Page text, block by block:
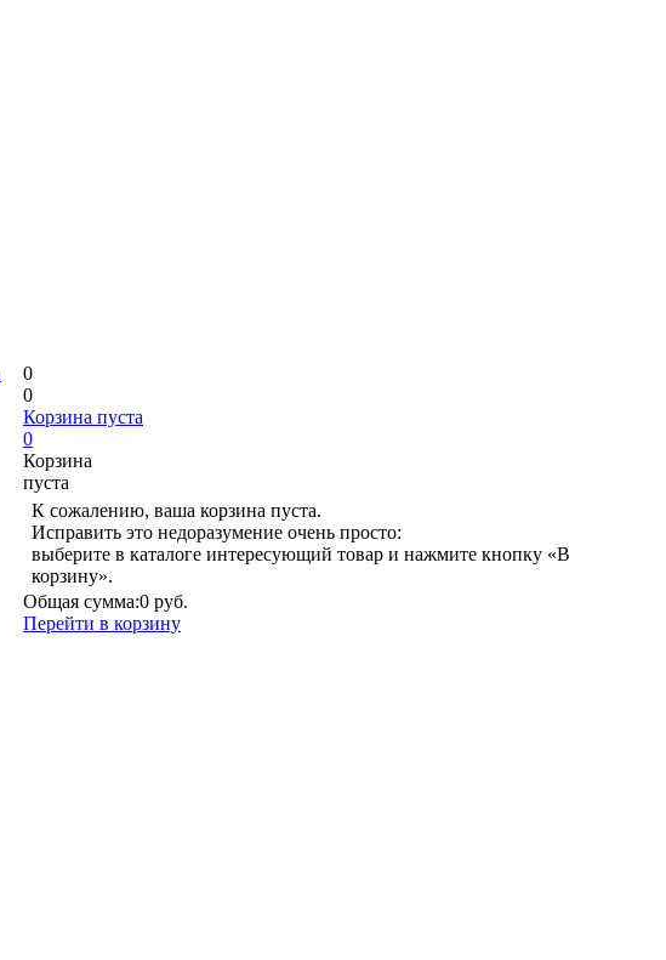
0
0
Корзина пуста
0
Корзина
пуста
К сожалению, ваша корзина пуста.
Исправить это недоразумение очень просто:
выберите в каталоге интересующий товар и нажмите кнопку «В
корзину».
Общая сумма:0 руб.
Перейти в корзину